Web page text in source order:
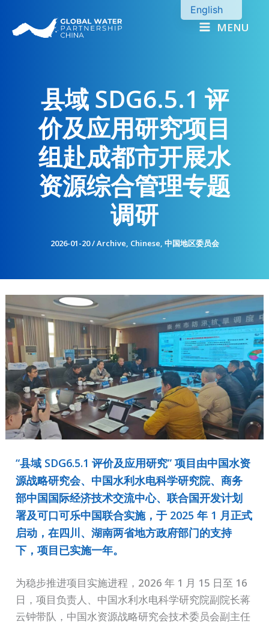
content
MENU
县域 SDG6.5.1 评
价及应用研究项目
组赴成都市开展水
资源综合管理专题
调研
2026-01-20/Archive, Chinese, 中国地区委员会
“县域 SDG6.5.1 评价及应用研究” 项目由中国水资
源战略研究会、中国水利水电科学研究院、商务
部中国国际经济技术交流中心、联合国开发计划
署及可口可乐中国联合实施，于 2025 年 1 月正式
启动，在四川、湖南两省地方政府部门的支持
下，项目已实施一年。
为稳步推进项目实施进程，2026 年 1 月 15 日至 16
日，项目负责人、中国水利水电科学研究院副院长蒋
云钟带队，中国水资源战略研究会技术委员会副主任
English
Chinese